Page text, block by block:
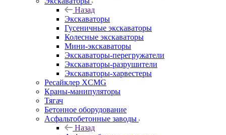
Назад
Экскаваторы
Гусеничные экскаваторы
Колесные экскаваторы
Мини-экскаваторы
Экскаваторы-перегружатели
Экскаваторы-разрушители
Экскаваторы-харвестеры
Ресайклер XCMG
Краны-манипуляторы
Тягач
Бетонное оборудование
Асфальтобетонные заводы
Назад